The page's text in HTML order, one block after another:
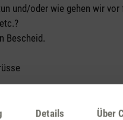
Details Über
und/oder wie gehen wir vor
Bescheid.